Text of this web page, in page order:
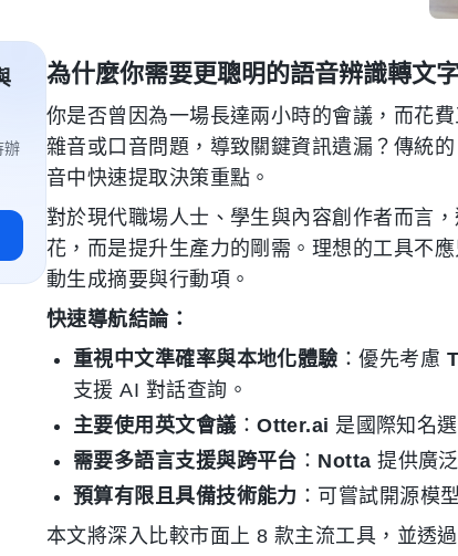
辦
為什麼你需要更聰明的語音辨識轉文
你是否曾因為一場長達兩小時的會議，而花
雜音或口音問題，導致關鍵資訊遺漏？傳統
音中快速提取決策重點。
對於現代職場人士、學生與內容創作者而言
花，而是提升生產力的剛需。理想的工具不
動生成摘要與行動項。
快速導航結論：
重視中文準確率與本地化體驗 ：優先考慮
支援 AI 對話查詢。
主要使用英文會議 ：Otter.ai 是國際知名
需要多語言支援與跨平台 ： Notta 提供廣
預算有限且具備技術能力 ：可嘗試開源模
本文將深入比較市面上 8 款主流工具，並透